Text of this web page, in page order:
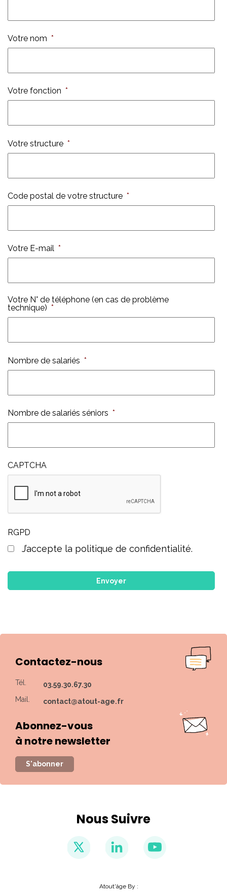
Votre nom *
Votre fonction *
Votre structure *
Code postal de votre structure *
Votre E-mail *
Votre N° de téléphone (en cas de problème
technique) *
Nombre de salariés *
Nombre de salariés séniors *
CAPTCHA
RGPD
J’accepte la politique de confidentialité.
Contactez-nous
Tél.
03.59.30.67.30
Mail.
contact@atout-age.fr
Abonnez-vous
à notre newsletter
S'abonner
Nous Suivre
Atout'âge By :